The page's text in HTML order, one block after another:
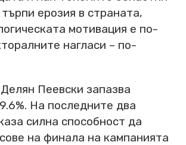
ерозия в страната,
мотивация е по-
нагласи – по-
Пеевски запазва
На последните два
силна способност да
на финала на кампанията